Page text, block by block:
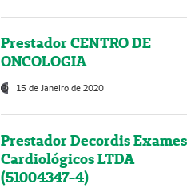
Prestador CENTRO DE
ONCOLOGIA
15 de Janeiro de 2020
Prestador Decordis Exames
Cardiológicos LTDA
(51004347-4)